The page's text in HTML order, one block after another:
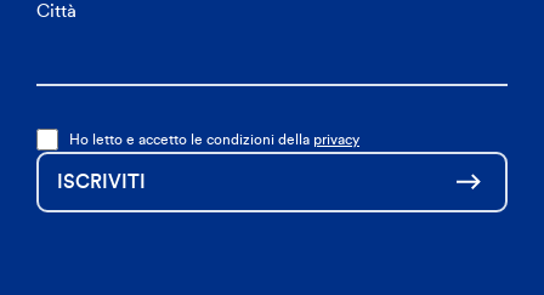
Città
Ho letto e accetto le condizioni della privacy
ISCRIVITI